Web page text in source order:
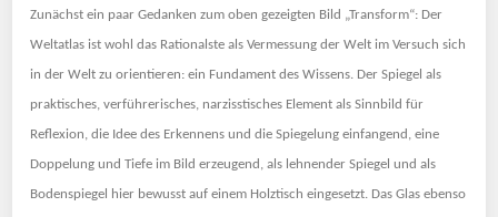
Zunächst ein paar Gedanken zum oben gezeigten Bild „Transform“: Der
Weltatlas ist wohl das Rationalste als Vermessung der Welt im Versuch sich
in der Welt zu orientieren: ein Fundament des Wissens. Der Spiegel als
praktisches, verführerisches, narzisstisches Element als Sinnbild für
Reflexion, die Idee des Erkennens und die Spiegelung einfangend, eine
Doppelung und Tiefe im Bild erzeugend, als lehnender Spiegel und als
Bodenspiegel hier bewusst auf einem Holztisch eingesetzt. Das Glas ebenso